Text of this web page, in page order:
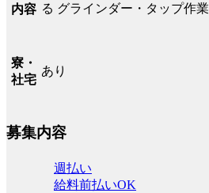
内容 る グラインダー・タップ作
寮・
社宅
あり
募集内容
週払い
給料前払いOK